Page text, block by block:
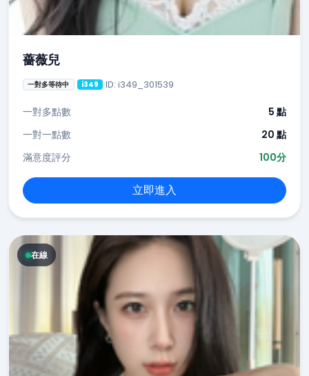
薔薇兒
一對多等待中 i349 ID: i349_301539
一對多點數
5 點
一對一點數
20 點
滿意度評分
100分
立即進入
在線